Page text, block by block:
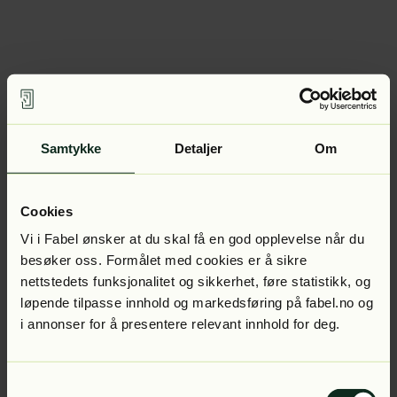
Samtykke Detaljer Om
Cookies
Vi i Fabel ønsker at du skal få en god opplevelse når du
besøker oss. Formålet med cookies er å sikre
nettstedets funksjonalitet og sikkerhet, føre statistikk, og
løpende tilpasse innhold og markedsføring på fabel.no og
i annonser for å presentere relevant innhold for deg.